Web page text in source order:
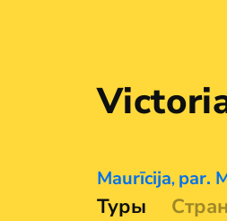
Maurīcija, par.
Туры